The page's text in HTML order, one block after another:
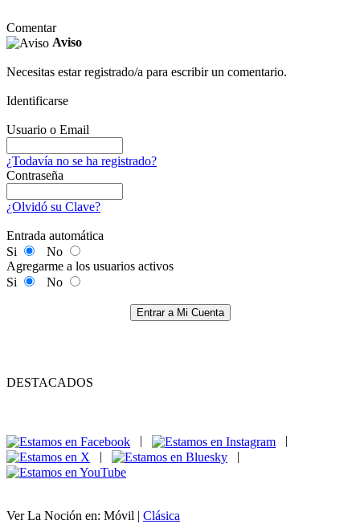
Comentar
Aviso
Necesitas estar registrado/a para escribir un comentario.
Identificarse
Usuario o Email
¿Todavía no se ha registrado?
Contraseña
¿Olvidó su Clave?
Entrada automática
Si
No
Agregarme a los usuarios activos
Si
No
Entrar a Mi Cuenta
DESTACADOS
|
|
Ver La Noción en: Móvil | Clásica